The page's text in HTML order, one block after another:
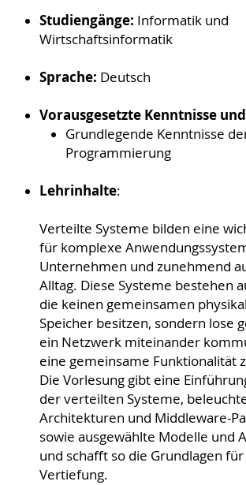
Studiengänge: Informatik und
Wirtschaftsinformatik
Sprache: Deutsch
Vorausgesetzte Kenntnisse
Grundlegende Kenntnisse
Programmierung
Lehrinhalte:
Verteilte Systeme bilden eine
für komplexe
Unternehmen und zunehmend
Alltag. Diese Systeme bestehen
die keinen gemeinsamen
Speicher besitzen, sondern lose
ein Netzwerk miteinander
eine gemeinsame Funktionalität
Die Vorlesung gibt eine
der verteilten Systeme,
Architekturen und Middleware-
sowie ausgewählte Modelle und
und schafft so die Grundlagen
Vertiefung.